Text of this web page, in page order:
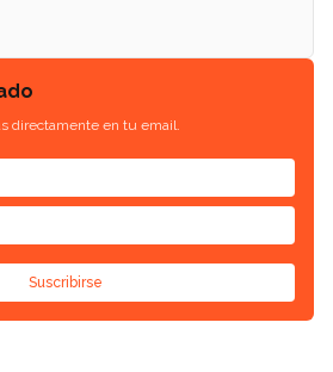
directamente en tu email.
Suscribirse